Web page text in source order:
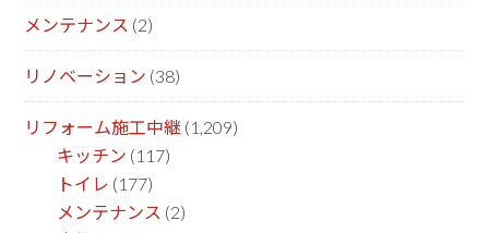
メンテナンス (2)
リノベーション (38)
リフォーム施工中継 (1,209)
キッチン (117)
トイレ (177)
メンテナンス (2)